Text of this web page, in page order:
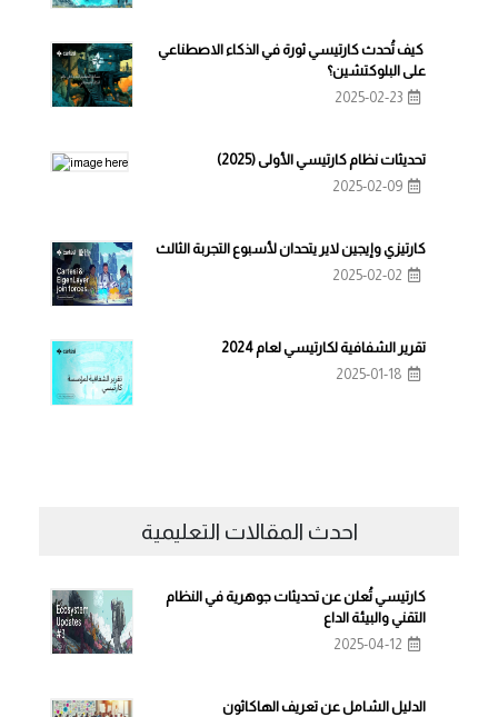
كيف تُحدث كارتيسي ثورة في الذكاء الاصطناعي
على البلوكتشين؟
2025-02-23
تحديثات نظام كارتيسي الأولى (2025)
2025-02-09
كارتيزي وإيجين لاير يتحدان لأسبوع التجربة الثالث
2025-02-02
تقرير الشفافية لكارتيسي لعام 2024
2025-01-18
احدث المقالات التعليمية
كارتيسي تُعلن عن تحديثات جوهرية في النظام
التقني والبيئة الداع
2025-04-12
الدليل الشامل عن تعريف الهاكاثون